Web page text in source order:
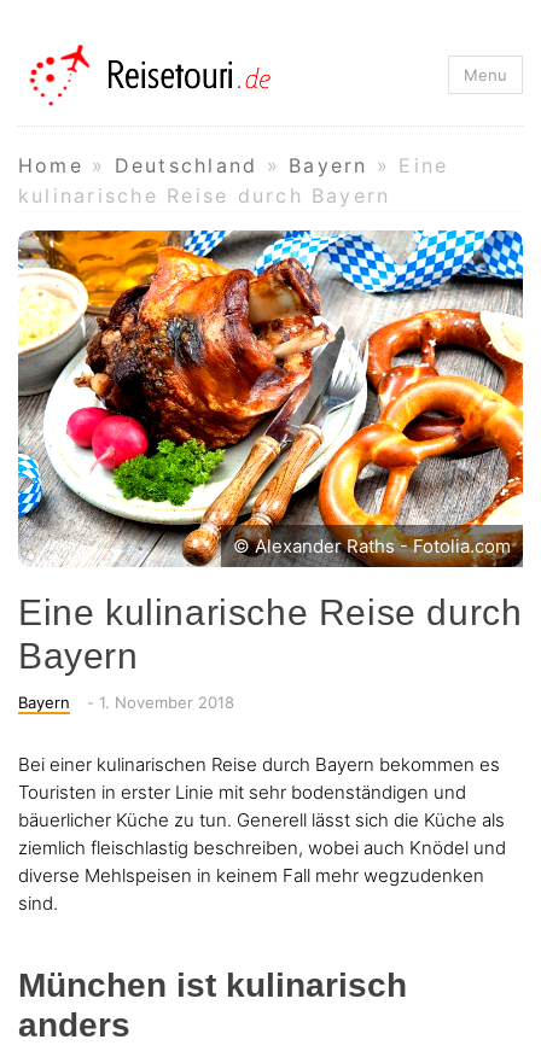
Reisetouri.de
Menu
Home » Deutschland » Bayern » Eine
kulinarische Reise durch Bayern
© Alexander Raths - Fotolia.com
Eine kulinarische Reise durch
Bayern
Categories
Bayern - Posted
1. November 2018
Bei einer kulinarischen Reise durch Bayern bekommen es
Touristen in erster Linie mit sehr bodenständigen und
bäuerlicher Küche zu tun. Generell lässt sich die Küche als
ziemlich fleischlastig beschreiben, wobei auch Knödel und
diverse Mehlspeisen in keinem Fall mehr wegzudenken
sind.
München ist kulinarisch
anders